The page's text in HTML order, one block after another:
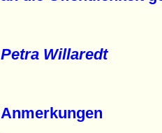
Petra Willaredt
Anmerkungen